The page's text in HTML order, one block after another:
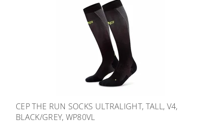
CEP THE RUN SOCKS ULTRALIGHT, TALL, V4,
BLACK/GREY, WP80VL